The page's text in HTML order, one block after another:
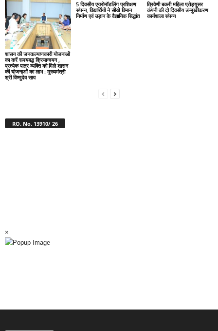
शासन की जनकल्याणकारी योजनाओं
का करें समयबद्ध क्रियान्वयन ,
प्रत्येक पात्र व्यक्ति को मिले शासन
की योजनाओं का लाभ : मुख्यमंत्री
श्री विष्णुदेव साय
5 दिवसीय एयरोमॉडलिंग प्रशिक्षण
संपन्न, विद्यार्थियों ने सीखे विमान
निर्माण एवं उड़ान के वैज्ञानिक सिद्धांत
त्रिवेणी बकरी महिला प्रोड्यूसर
कंपनी की दो दिवसीय उन्मुखीकरण
कार्यशाला संपन्न
RO. No. 13910/ 26
×